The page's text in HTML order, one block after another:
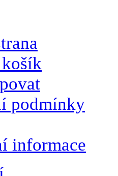
podmínky
informace